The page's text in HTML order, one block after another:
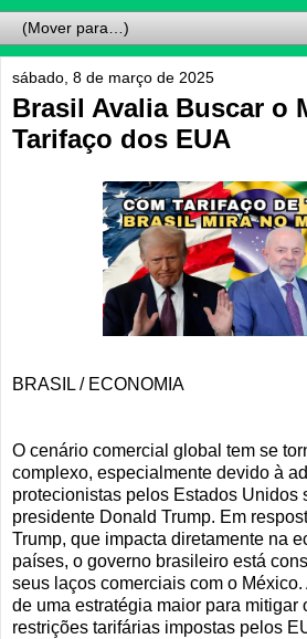
sábado, 8 de março de 2025
Brasil Avalia Buscar o
Tarifaço dos EUA
BRASIL / ECONOMIA
O cenário comercial global tem se
complexo, especialmente devido à
protecionistas pelos Estados Unidos
presidente Donald Trump. Em
Trump, que impacta diretamente na
países, o governo brasileiro está
seus laços comerciais com o
de uma estratégia maior para mitigar
restrições tarifárias impostas pelos